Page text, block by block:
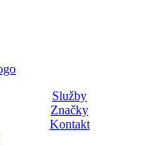
Služby
Značky
Kontakt